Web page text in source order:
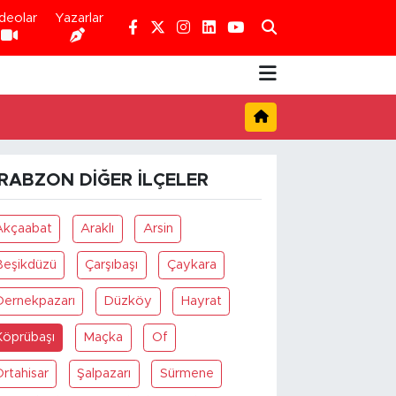
Yazarlar
DIĞER İLÇELER
Araklı Arsin
Çarşıbaşı Çaykara
Düzköy Hayrat
Maçka Of
Şalpazarı Sürmene